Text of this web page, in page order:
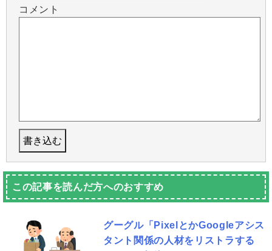
コメント
この記事を読んだ方へのおすすめ
グーグル「PixelとかGoogleアシス
タント関係の人材をリストラする